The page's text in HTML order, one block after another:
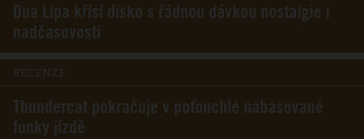
Dua Lipa křísí disko s řádnou dávkou nostalgie i
nadčasovosti
RECENZE
Thundercat pokračuje v poťouchlé nabasované
funky jízdě